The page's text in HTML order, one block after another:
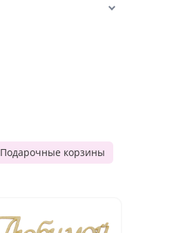
Подарочные корзины